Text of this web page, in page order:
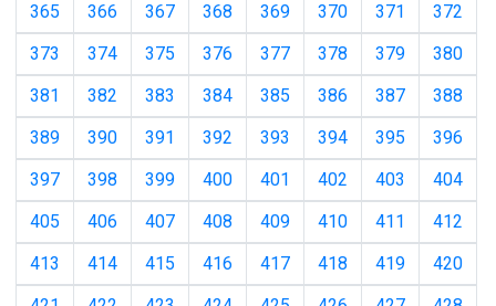
365
366 367 368 369 370 371
372
373
374 375 376 377 378 379
380
381
382 383 384 385 386 387
388
389
390 391 392 393 394 395
396
397
398 399 400 401 402 403
404
405
406 407 408 409 410 411
412
413
414 415 416 417 418 419
420